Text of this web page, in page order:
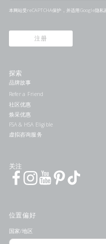
本网站受reCAPTCHA保护，并适用Google隐私
注册
探索
品牌故事
Refer a Friend
社区优惠
焕采优惠
FSA & HSA Eligible
虚拟咨询服务
关注
位置偏好
国家/地区